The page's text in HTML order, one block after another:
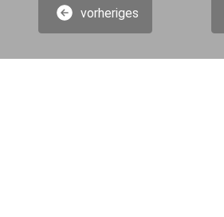
vorheriges